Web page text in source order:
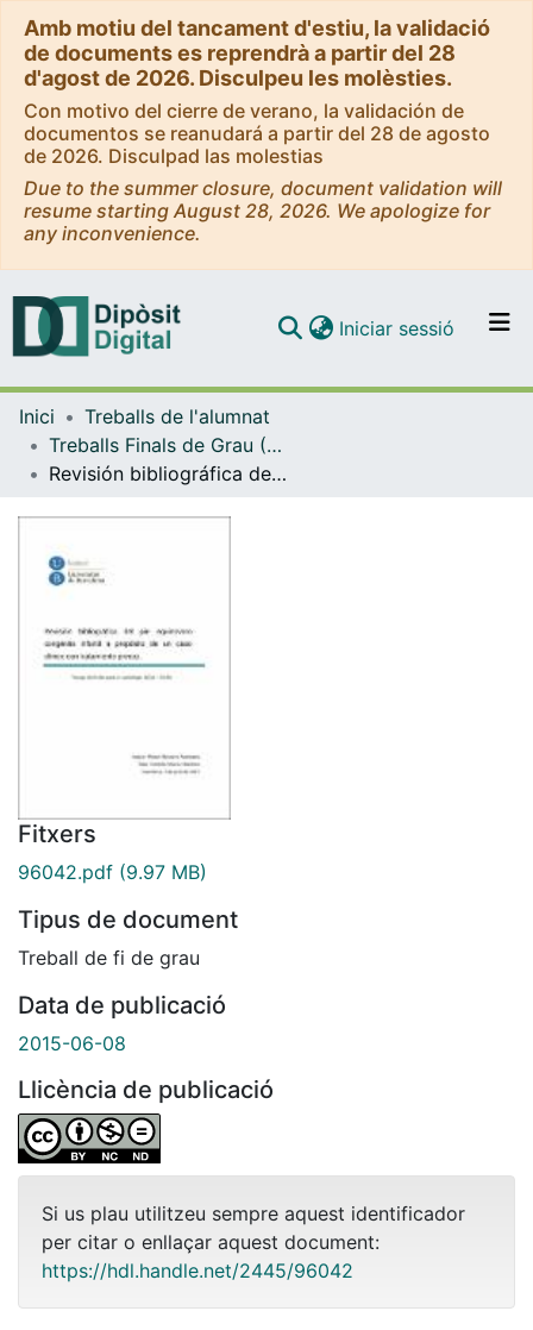
Amb motiu del tancament d'estiu, la validació
de documents es reprendrà a partir del 28
d'agost de 2026. Disculpeu les molèsties.
Con motivo del cierre de verano, la validación de
documentos se reanudará a partir del 28 de agosto
de 2026. Disculpad las molestias
Due to the summer closure, document validation will
resume starting August 28, 2026. We apologize for
any inconvenience.
Navega per tot el DD
Com publicar
Iniciar sessió (current)
Inici
Treballs de l'alumnat
Treballs Finals de Grau (TFG) - Podologia
Revisión bibliográfica del pie equinovaro congénito infantil a propósito de un caso clínico con tratamiento precoz
Fitxers
96042.pdf (9.97 MB)
Tipus de document
Treball de fi de grau
Data de publicació
2015-06-08
Llicència de publicació
Si us plau utilitzeu sempre aquest identificador
per citar o enllaçar aquest document:
https://hdl.handle.net/2445/96042